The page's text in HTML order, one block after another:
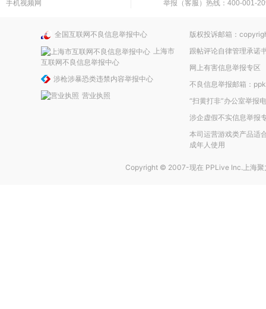
手机视频网
举报（客服）热线：400-001-
全国互联网不良信息举报中心
上海市
互联网不良信息举报中心
涉枪涉暴恐类违禁内容举报中心
营业执照
版权投诉邮箱：
跟帖评论自律管理承诺
网上有害信息举报专区
不良信息举报邮箱：
“扫黄打非”办公室举报
涉企虚假不实信息举报
本司运营游戏类产品适
成年人使用
Copyright © 2007-现在 PPLive Inc.上海